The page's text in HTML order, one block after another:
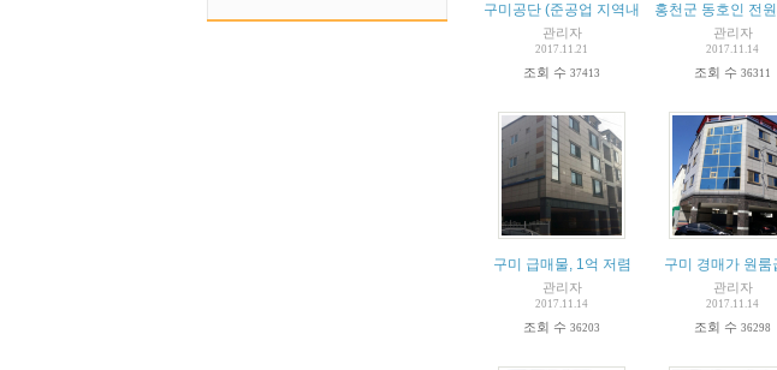
구미공단 (준공업 지역내)
관리자
2017.11.21
조회 수 37413
홍천군 동호인 전
관리자
2017.11.14
조회 수 36311
구미 급매물, 1억 저렴
관리자
2017.11.14
조회 수 36203
구미 경매가 원룸
관리자
2017.11.14
조회 수 36298